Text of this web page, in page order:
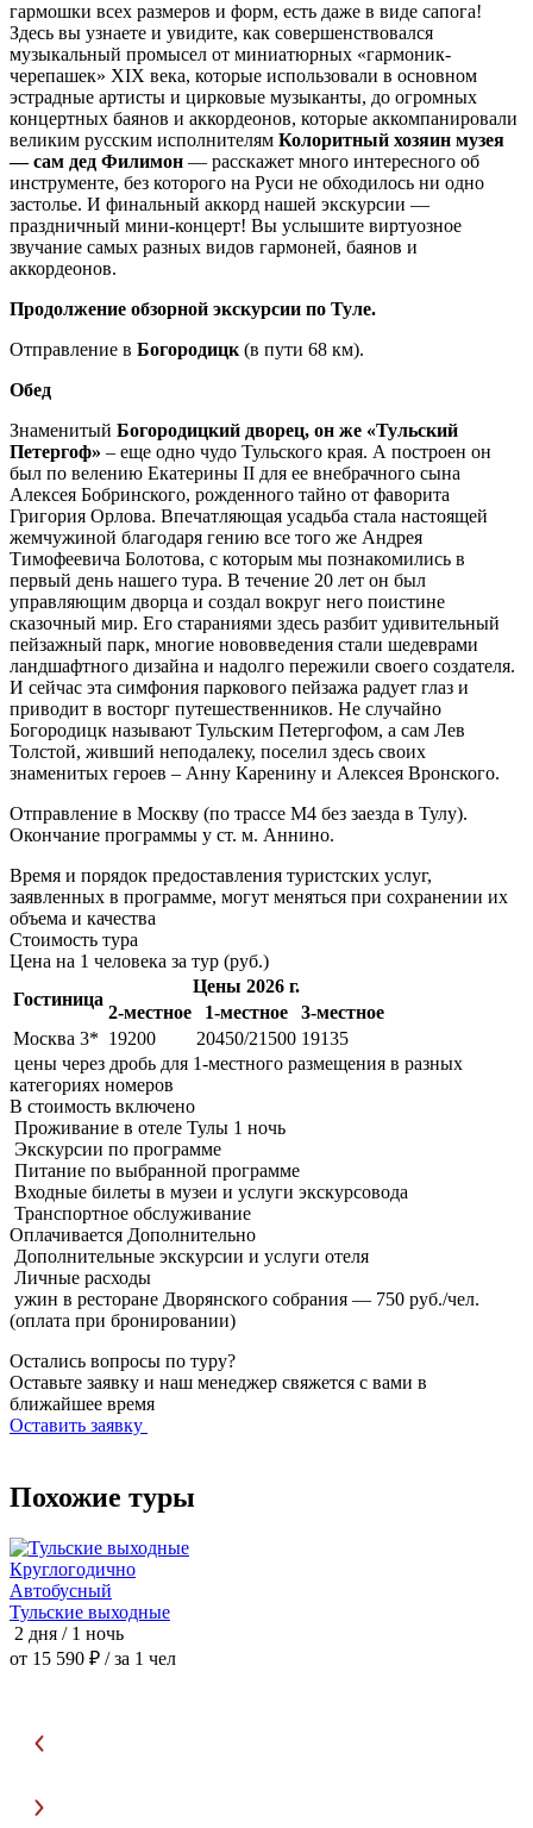
гармошки всех размеров и форм, есть даже в виде сапога!
Здесь вы узнаете и увидите, как совершенствовался
музыкальный промысел от миниатюрных «гармоник-
черепашек» XIX века, которые использовали в основном
эстрадные артисты и цирковые музыканты, до огромных
концертных баянов и аккордеонов, которые аккомпанировали
великим русским исполнителям Колоритный хозяин музея
— сам дед Филимон — расскажет много интересного об
инструменте, без которого на Руси не обходилось ни одно
застолье. И финальный аккорд нашей экскурсии —
праздничный мини-концерт! Вы услышите виртуозное
звучание самых разных видов гармоней, баянов и
аккордеонов.
Продолжение обзорной экскурсии по Туле.
Отправление в Богородицк (в пути 68 км).
Обед
Знаменитый Богородицкий дворец, он же «Тульский
Петергоф» – еще одно чудо Тульского края. А построен он
был по велению Екатерины II для ее внебрачного сына
Алексея Бобринского, рожденного тайно от фаворита
Григория Орлова. Впечатляющая усадьба стала настоящей
жемчужиной благодаря гению все того же Андрея
Тимофеевича Болотова, с которым мы познакомились в
первый день нашего тура. В течение 20 лет он был
управляющим дворца и создал вокруг него поистине
сказочный мир. Его стараниями здесь разбит удивительный
пейзажный парк, многие нововведения стали шедеврами
ландшафтного дизайна и надолго пережили своего создателя.
И сейчас эта симфония паркового пейзажа радует глаз и
приводит в восторг путешественников. Не случайно
Богородицк называют Тульским Петергофом, а сам Лев
Толстой, живший неподалеку, поселил здесь своих
знаменитых героев – Анну Каренину и Алексея Вронского.
Отправление в Москву (по трассе М4 без заезда в Тулу).
Окончание программы у ст. м. Аннино.
Время и порядок предоставления туристских услуг,
заявленных в программе, могут меняться при сохранении их
объема и качества
Стоимость тура
Цена на 1 человека за тур (руб.)
Гостиница
Цены 2026 г.
2-местное
1-местное
3-местное
Москва 3* 19200 20450/21500 19135
цены через дробь для 1-местного размещения в разных
категориях номеров
В стоимость включено
Проживание в отеле Тулы 1 ночь
Экскурсии по программе
Питание по выбранной программе
Входные билеты в музеи и услуги экскурсовода
Транспортное обслуживание
Оплачивается Дополнительно
Дополнительные экскурсии и услуги отеля
Личные расходы
ужин в ресторане Дворянского собрания — 750 руб./чел.
(оплата при бронировании)
Остались вопросы по туру?
Оставьте заявку и наш менеджер свяжется с вами в
ближайшее время
Оставить заявку
Похожие туры
Круглогодично
Автобусный
Тульские выходные
2 дня / 1 ночь
от 15 590 ₽ / за 1 чел